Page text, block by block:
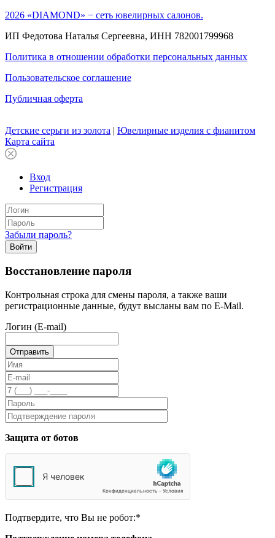
2026 «DIAMOND» − сеть ювелирных салонов.
ИП Федотова Наталья Сергеевна, ИНН 782001799968
Политика в отношении обработки персональных данных
Пользовательское соглашение
Публичная оферта
Детские серьги из золота | Ювелирные изделия с фианитом
Карта сайта
Вход
Регистрация
Забыли пароль?
Войти
Восстановление пароля
Контрольная строка для смены пароля, а также ваши
регистрационные данные, будут высланы вам по E-Mail.
Логин (E-mail)
Защита от ботов
Подтвердите, что Вы не робот:*